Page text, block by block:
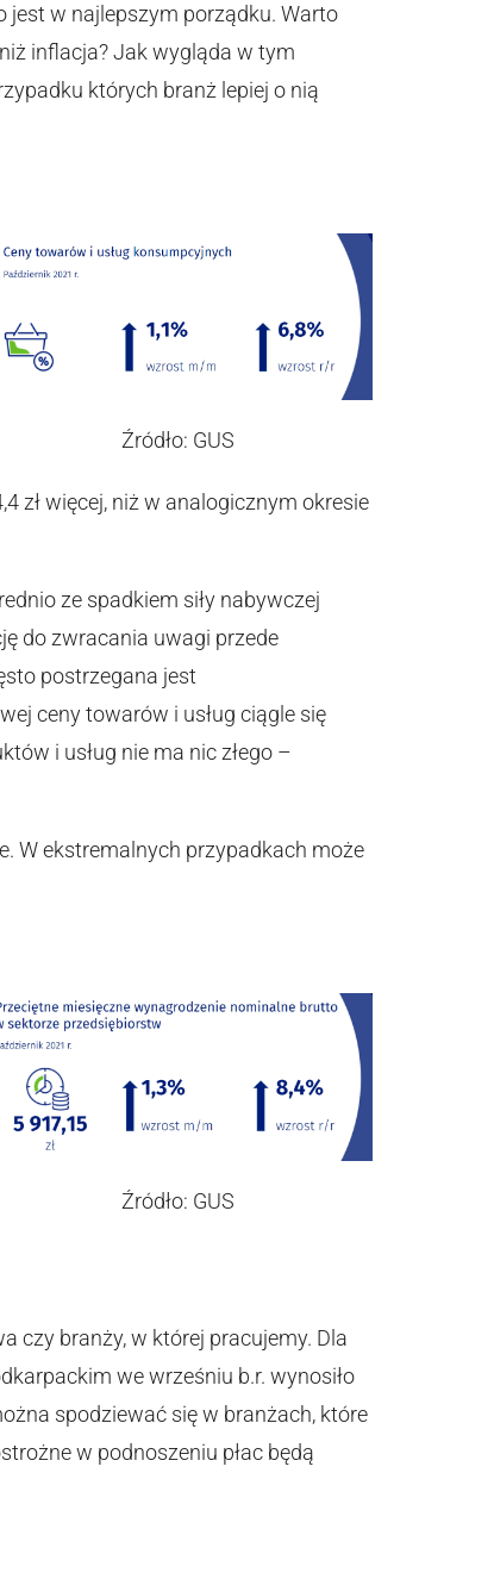
jest w najlepszym porządku. Warto
inflacja? Jak wygląda w tym
których branż lepiej o nią
Źródło: GUS
zł więcej, niż w analogicznym okresie
ze spadkiem siły nabywczej
do zwracania uwagi przede
postrzegana jest
ceny towarów i usług ciągle się
i usług nie ma nic złego –
W ekstremalnych przypadkach może
Źródło: GUS
czy branży, w której pracujemy. Dla
we wrześniu b.r. wynosiło
spodziewać się w branżach, które
w podnoszeniu płac będą